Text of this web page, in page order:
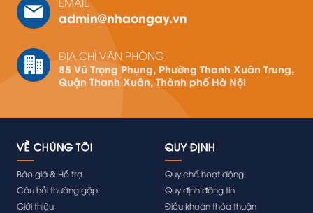
admin@nhaongay.vn
ĐỊA CHỈ VĂN PHÒNG
85 Vũ Trọng Phụng, Phường Thanh Xuân Trung,
Quận Thanh Xuân, Thành phố Hà Nội
VỀ CHÚNG TÔI
Báo giá & Hỗ trợ
Câu hỏi thường gặp
Giới thiệu
QUY ĐỊNH
Quy chế hoạt động
Quy định đăng tin
Điều khoản thỏa thuận